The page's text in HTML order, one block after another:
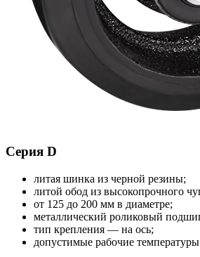
Серия D
литая шинка из черной резины;
литой обод из высокопрочного
от 125 до 200 мм в диаметре;
металлический роликовый
тип крепления — на ось;
допустимые рабочие